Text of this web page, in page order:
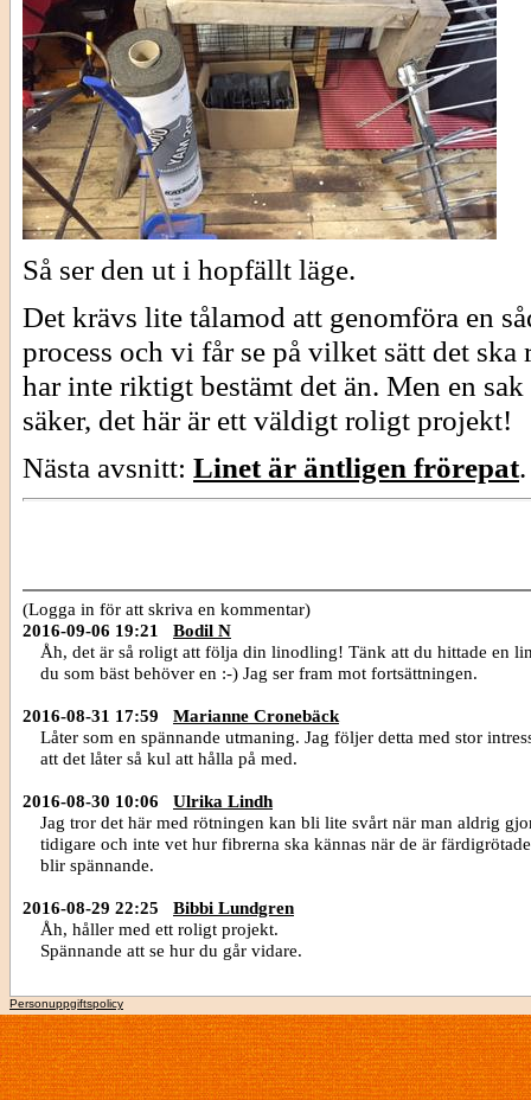
Så ser den ut i hopfällt läge.
Det krävs lite tålamod att genomföra en
process och vi får se på vilket sätt det ska
har inte riktigt bestämt det än. Men en sak
säker, det här är ett väldigt roligt projekt!
Nästa avsnitt: Linet är äntligen frörepat.
(Logga in för att skriva en kommentar)
2016-09-06 19:21
Bodil N
Åh, det är så roligt att följa din linodling! Tänk att du hittade en
du som bäst behöver en :-) Jag ser fram mot fortsättningen.
2016-08-31 17:59
Marianne Cronebäck
Låter som en spännande utmaning. Jag följer detta med stor
att det låter så kul att hålla på med.
2016-08-30 10:06
Ulrika Lindh
Jag tror det här med rötningen kan bli lite svårt när man aldrig
tidigare och inte vet hur fibrerna ska kännas när de är
blir spännande.
2016-08-29 22:25
Bibbi Lundgren
Åh, håller med ett roligt projekt.
Spännande att se hur du går vidare.
Personuppgiftspolicy